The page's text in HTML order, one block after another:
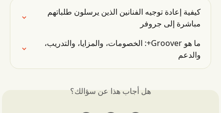
كيفية إعادة توجيه الفنانين الذين يرسلون طلباتهم
مباشرة إلى جروفر
ما هو Groover+: الخصومات، والمزايا، والتدريب،
والدعم
هل أجاب هذا عن سؤالك؟